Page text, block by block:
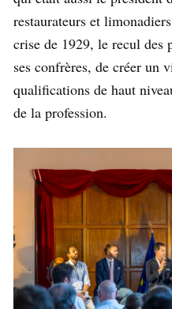
restaurateurs et
crise de 1929, le recul des
ses confrères, de créer un
qualifications de haut
de la profession.